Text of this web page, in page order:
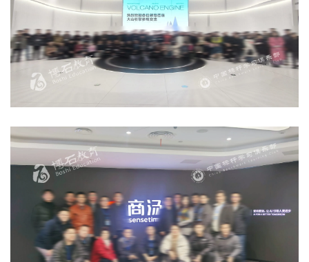
首